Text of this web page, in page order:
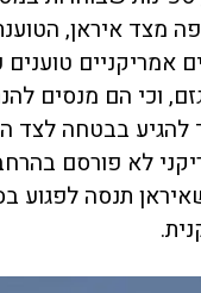
מצד איראן,
אמריקניים
וכי הם מנסים
להגיע בבטחה לצד
לא פורסם
תנסה לפגוע